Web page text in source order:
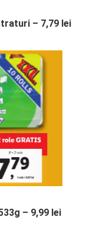
– 7,79 lei
– 9,99 lei